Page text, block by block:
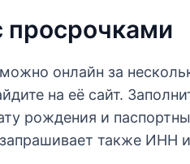
просрочками
онлайн за
на её сайт.
рождения и
также ИНН